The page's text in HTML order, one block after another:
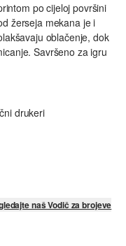
po cijeloj površini
žerseja mekana je i
oblačenje, dok
Savršeno za igru
drukeri
naš Vodič za brojeve